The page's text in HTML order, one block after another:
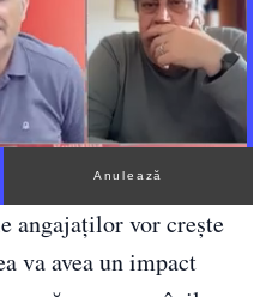
Anulează
angajaților vor crește
va avea un impact